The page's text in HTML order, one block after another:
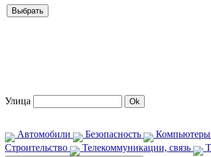
Улица
Автомобили Безопасность Компьютеры
Строительство
Телекоммуникации, связь